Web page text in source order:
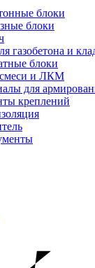
блоки
блоки
газобетона и
блоки
и ЛКМ
для
креплений